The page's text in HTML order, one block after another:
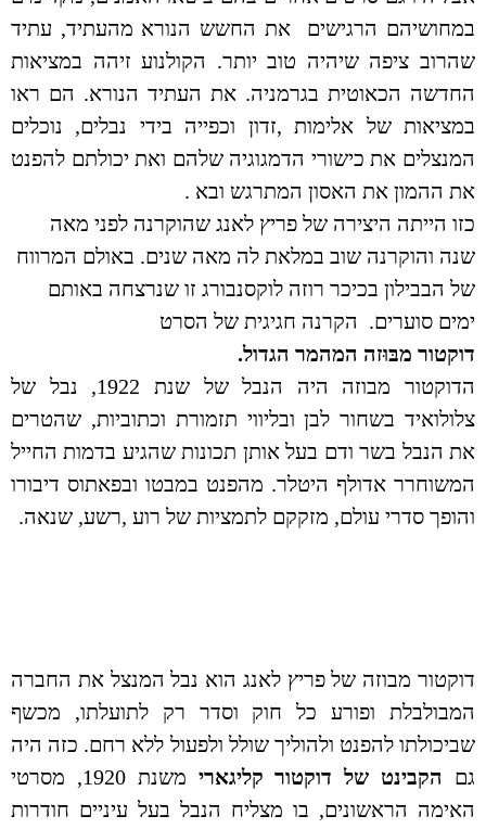
במחושיהם הרגישים את החשש הנורא מהעתיד, עתיד
שהרוב ציפה שיהיה טוב יותר. הקולנוע זיהה במציאות
החדשה הכאוטית בגרמניה. את העתיד הנורא. הם ראו
במציאות של אלימות ,זדון וכפייה בידי נבלים, נוכלים
המנצלים את כישורי הדמגוגיה שלהם ואת יכולתם להפנט
את ההמון את האסון המתרגש ובא .
כזו הייתה היצירה של פריץ לאנג שהוקרנה לפני מאה
שנה והוקרנה שוב במלאת לה מאה שנים. באולם המרווח
של הבבילון בכיכר רוזה לוקסנבורג זו שנרצחה באותם
ימים סוערים. הקרנה חגיגית של הסרט
דוקטור מבּוּזה המהמר הגדול.
הדוקטור מבוזה היה הנבל של שנת 1922, נבל של
צלולואיד בשחור לבן ובליווי תזמורת וכתוביות, שהטרים
את הנבל בשר ודם בעל אותן תכונות שהגיע בדמות החייל
המשוחרר אדולף היטלר. מהפנט במבטו ובפאתוס דיבורו
והופך סדרי עולם, מזקקם לתמציות של רוע ,רשע, שנאה.
דוקטור מבוזה של פריץ לאנג הוא נבל המנצל את החברה
המבולבלת ופורע כל חוק וסדר רק לתועלתו, מכשף
שביכולתו להפנט ולהוליך שולל ולפעול ללא רחם. כזה היה
גם הקבינט של דוקטור קליגארי
משנת 1920, מסרטי
האימה הראשונים, בו מצליח הנבל בעל עיניים חודרות